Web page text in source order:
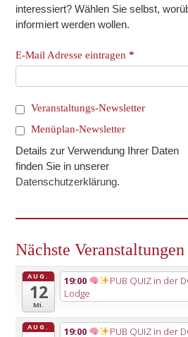
interessiert? Wählen Sie selbst,
informiert werden wollen.
E-Mail Adresse eintragen*
Veranstaltungs-Newsletter
Menüplan-Newsletter
Details zur Verwendung Ihrer Daten
finden Sie in unserer
Datenschutzerklärung.
Nächste Veranstaltungen
AUG.
12
Mi.
19:00 PUB QUIZ in der
Lodge
AUG. 19:00 PUB QUIZ in der